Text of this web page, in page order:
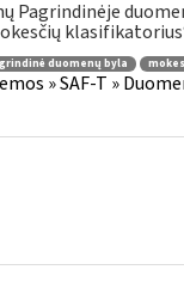
Pagrindinėje
duomenų byla
» SAF-T »